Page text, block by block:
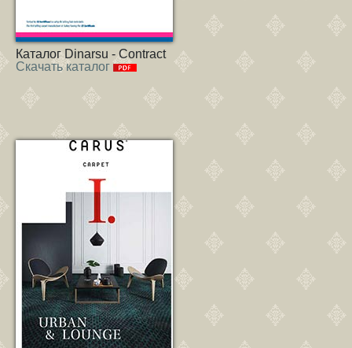
Каталог Dinarsu - Contract
Скачать каталог